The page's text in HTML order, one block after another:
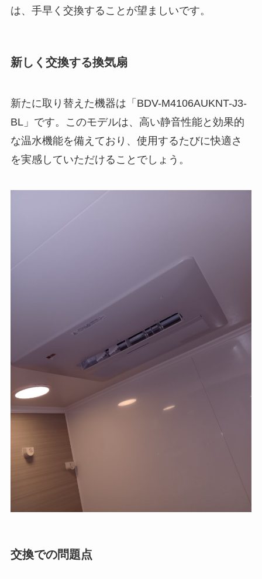
は、手早く交換することが望ましいです。
新しく交換する換気扇
新たに取り替えた機器は「BDV-M4106AUKNT-J3-
BL」です。このモデルは、高い静音性能と効果的
な温水機能を備えており、使用するたびに快適さ
を実感していただけることでしょう。
交換での問題点